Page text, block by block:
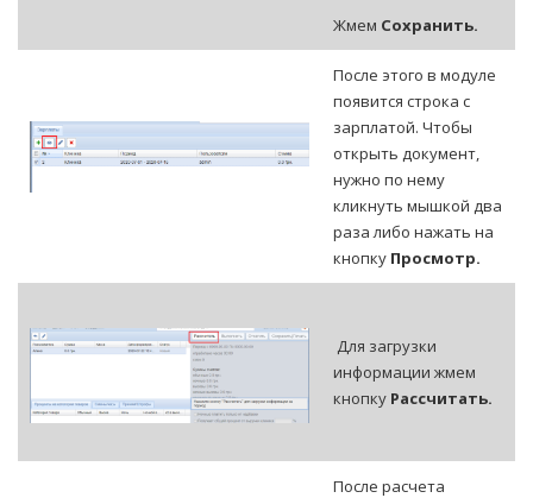
Жмем Сохранить.
После этого в модуле
появится строка с
зарплатой. Чтобы
открыть документ,
нужно по нему
кликнуть мышкой два
раза либо нажать на
кнопку Просмотр.
Для загрузки
информации жмем
кнопку Рассчитать.
После расчета